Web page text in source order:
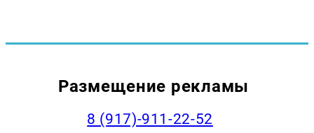
Размещение рекламы
8 (917)-911-22-52